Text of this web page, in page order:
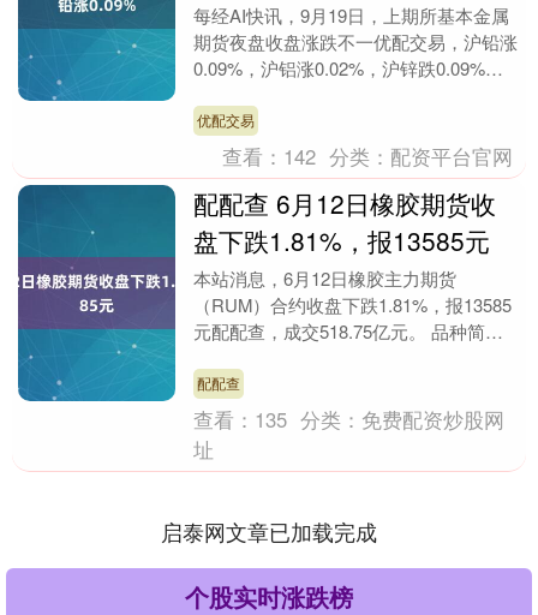
每经AI快讯，9月19日，上期所基本金属
期货夜盘收盘涨跌不一优配交易，沪铅涨
0.09%，沪铝涨0.02%，沪锌跌0.09%，
优配交易
查看： 142 分类： 配资平台官网
配配查 6月12日橡胶期货收
盘下跌1.81%，报13585元
本站消息，6月12日橡胶主力期货
（RUM）合约收盘下跌1.81%，报13585
元配配查，成交518.75亿元。 品种简
以天然....
配配查
查看： 135 分类： 免费配资炒股网
址
启泰网文章已加载完成
个股实时涨跌榜